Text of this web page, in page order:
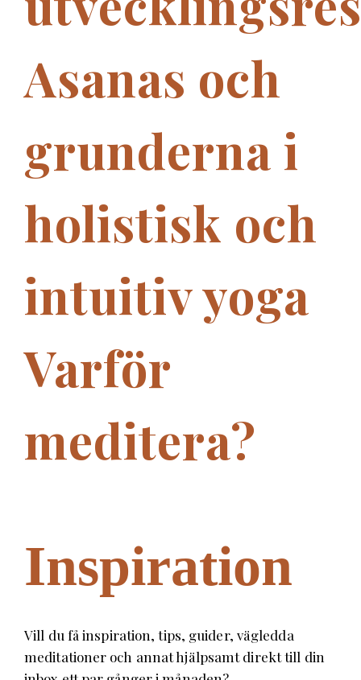
Asanas och
grunderna i
holistisk och
intuitiv yoga
Varför
meditera?
Inspiration
Vill du få inspiration, tips, guider, vägledda
meditationer och annat hjälpsamt direkt till din